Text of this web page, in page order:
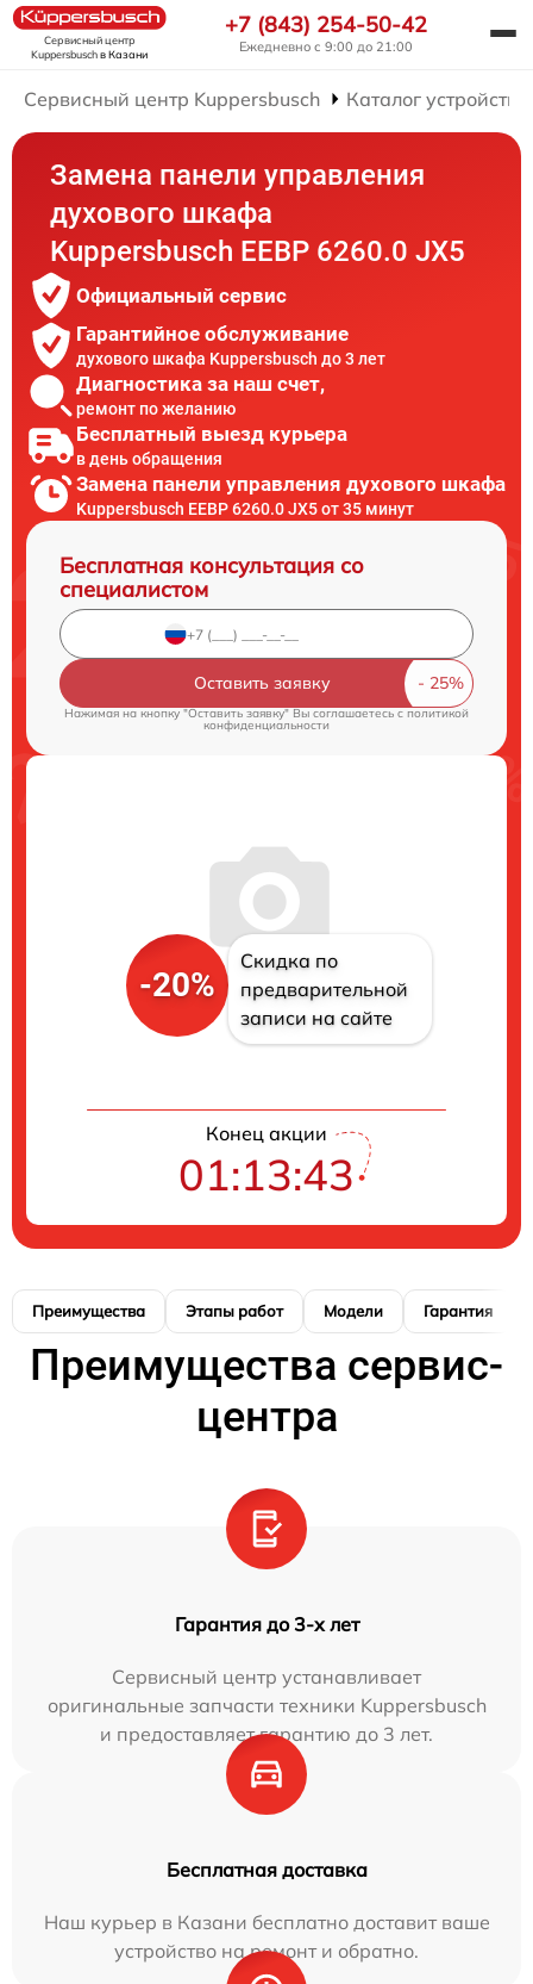
Сервисный центр
Kuppersbuschв Казани
+7 (843) 254-50-42
Ежедневно с 9:00 до 21:00
Сервисный центр Kuppersbusch Каталог устройств
Замена панели управления
духового шкафа
Kuppersbusch EEBP 6260.0 JX5
Официальный сервис
Гарантийное обслуживание
духового шкафа Kuppersbusch до 3 лет
Диагностика за наш счет,
ремонт по желанию
Бесплатный выезд курьера
в день обращения
Замена панели управления духового шкафа
Kuppersbusch EEBP 6260.0 JX5 от 35 минут
Бесплатная консультация со
специалистом
Оставить заявку
Нажимая на кнопку "Оставить заявку" Вы соглашаетесь c политикой
конфиденциальности
-20%
Скидка по
предварительной
записи на сайте
Конец акции
01:13:42
Преимущества Этапы работ Модели Гарантия
Преимущества сервис-
центра
Гарантия до 3-х лет
Сервисный центр устанавливает
оригинальные запчасти техники Kuppersbusch
и предоставляет гарантию до 3 лет.
Бесплатная доставка
Наш курьер в Казани бесплатно доставит ваше
устройство на ремонт и обратно.